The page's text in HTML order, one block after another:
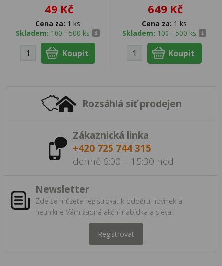
49 Kč
Cena za: 1 ks
Skladem: 100 - 500 ks
649 Kč
Cena za: 1 ks
Skladem: 100 - 500 ks
Rozsáhlá síť prodejen
Zákaznická linka
+420 725 744 315
denně 6:00 – 15:30 hod
Newsletter
Zde se můžete registrovat k odběru novinek a
neunikne Vám žádná akční nabídka a sleva!
Registrovat